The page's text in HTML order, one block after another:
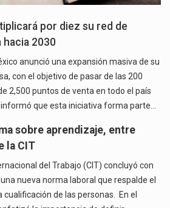
por diez su red de
2030
anunció una expansión masiva de su
con el objetivo de pasar de las 200
2,500 puntos de venta en todo el país
que esta iniciativa forma parte…
sobre aprendizaje, entre
la CIT
del Trabajo (CIT) concluyó con
nueva norma laboral que respalde el
de las personas. En el